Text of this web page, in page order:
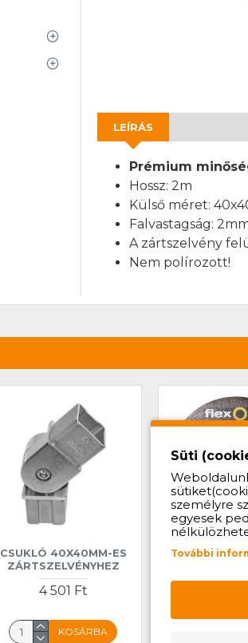
LEÍRÁS
Prémium
Hossz: 2m
Külső méret:
Falvastagság:
A zártszelvény
Nem polírozott!
CSUKLÓ 40X40MM-ES
ZÁRTSZELVÉNYHEZ
4 501 Ft
KOSÁRBA
Süti
személyre
egyesek
További